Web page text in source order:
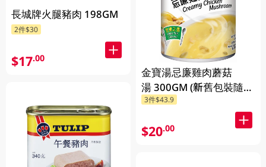
長城牌火腿豬肉 198GM
2件$30
$17.00
金寶湯忌廉雞肉蘑菇
湯 300GM (新舊包裝隨機
發貨) (包裝隨機發放)
3件$43.9
$20.00